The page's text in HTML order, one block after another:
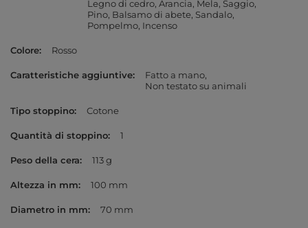
Legno di cedro Arancia Mela Saggio
Pino Balsamo di abete Sandalo
Pompelmo Incenso
Colore Rosso
Caratteristiche aggiuntive
Fatto a mano
Non testato su animali
Tipo stoppino Cotone
Quantità di stoppino 1
Peso della cera 113 g
Altezza in mm 100 mm
Diametro in mm 70 mm